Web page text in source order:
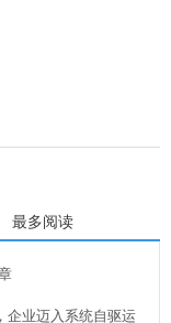
最多阅读
企业迈入系统自驱运